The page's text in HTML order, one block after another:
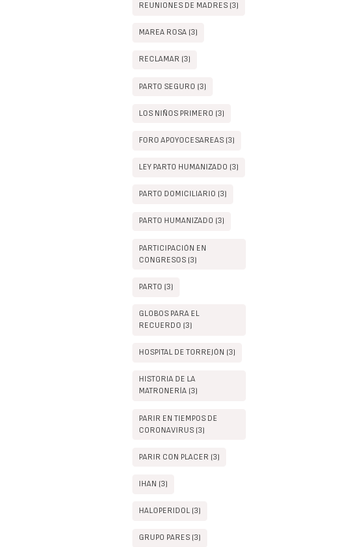
REUNIONES DE MADRES (3)
MAREA ROSA (3)
RECLAMAR (3)
PARTO SEGURO (3)
LOS NIÑOS PRIMERO (3)
FORO APOYOCESAREAS (3)
LEY PARTO HUMANIZADO (3)
PARTO DOMICILIARIO (3)
PARTO HUMANIZADO (3)
PARTICIPACIÓN EN
CONGRESOS (3)
PARTO (3)
GLOBOS PARA EL
RECUERDO (3)
HOSPITAL DE TORREJÓN (3)
HISTORIA DE LA
MATRONERÍA (3)
PARIR EN TIEMPOS DE
CORONAVIRUS (3)
PARIR CON PLACER (3)
IHAN (3)
HALOPERIDOL (3)
GRUPO PARES (3)